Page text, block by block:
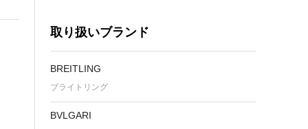
取り扱いブランド
BREITLING
ブライトリング
BVLGARI